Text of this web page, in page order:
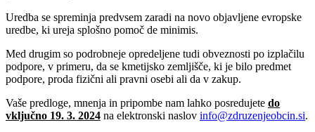
Uredba se spreminja predvsem zaradi na novo objavljene evropske
uredbe, ki ureja splošno pomoč de minimis.
Med drugim so podrobneje opredeljene tudi obveznosti po izplačilu
podpore, v primeru, da se kmetijsko zemljišče, ki je bilo predmet
podpore, proda fizični ali pravni osebi ali da v zakup.
Vaše predloge, mnenja in pripombe nam lahko posredujete do
vključno 19. 3. 2024 na elektronski naslov info@zdruzenjeobcin.si.